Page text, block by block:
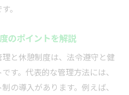
。
のポイントを解説
と休憩制度は、法令遵守と健
す。代表的な管理方法には、
の導入があります。例えば、